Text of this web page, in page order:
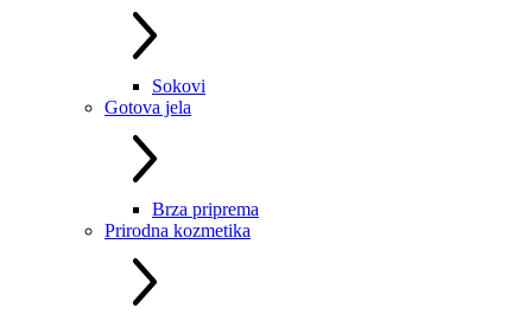
Sokovi
Gotova jela
Brza priprema
Prirodna kozmetika